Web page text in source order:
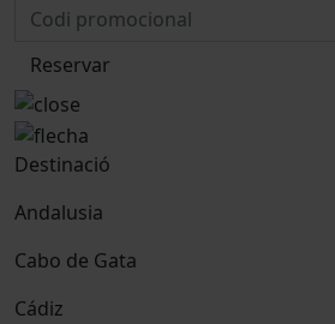
Reservar
Destinació
Andalusia
Cabo de Gata
Cádiz